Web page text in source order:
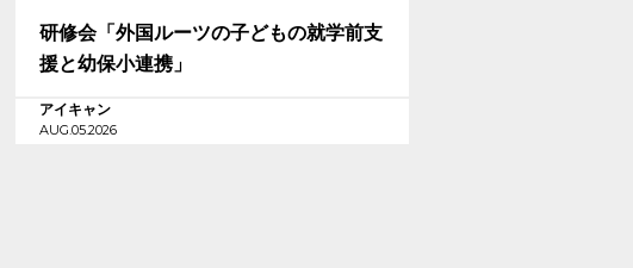
研修会「外国ルーツの子どもの就学前支
援と幼保小連携」
アイキャン
AUG.05.2026